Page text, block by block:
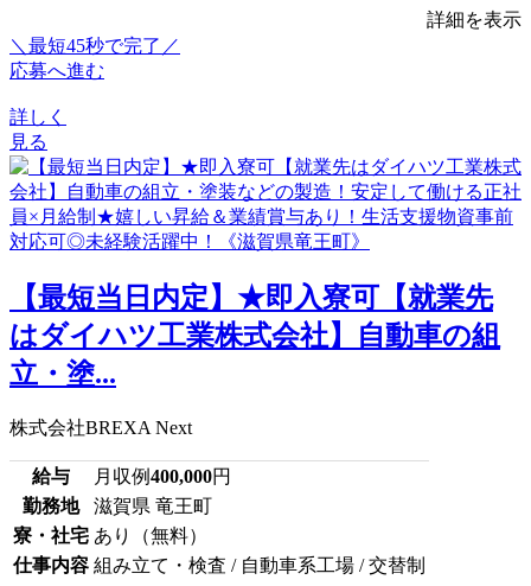
詳細を表示
＼最短45秒で完了／
応募へ進む
詳しく
見る
【最短当日内定】★即入寮可【就業先
はダイハツ工業株式会社】自動車の組
立・塗...
株式会社BREXA Next
給与 月収例400,000円
勤務地
滋賀県 竜王町
寮・社宅 あり（無料）
仕事内容 組み立て・検査 / 自動車系工場 / 交替制